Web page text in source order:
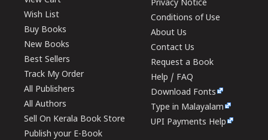
Wish List
Buy Books
New Books
Best Sellers
Track My Order
All Publishers
All Authors
Sell On Kerala Book Store
Publish your E-Book
Privacy Notice
Conditions of Use
About Us
Contact Us
Request a Book
Help / FAQ
Download Fonts
Type in Malayalam
UPI Payments Help